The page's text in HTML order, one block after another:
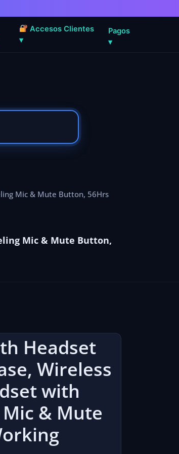
Accesos Clientes
▾
Pagos
▾
Mic & Mute Button, 56Hrs
Mic & Mute Button,
Headset
Wireless
with
& Mute